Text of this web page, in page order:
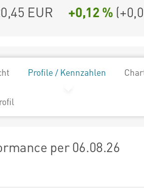
EUR +0,12 % (
Profile / Kennzahlen
per 06.08.26